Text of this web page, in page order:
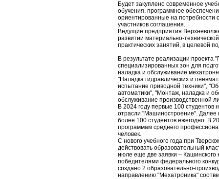
Будет закуплено современное
обучения, программное
ориентированные на потребности
участников соглашения.
Ведущие предприятия
развитии материально-
практических занятий, в целевой
В результате реализации проекта
специализированных зон для
наладка и обслуживание
"Наладка гидравлических и
испытание приводной техники",
автоматики", "Монтаж, наладка и
обслуживание производственной
В 2024 году первые 100 студентов
отрасли "Машиностроение". Далее
более 100 студентов ежегодно. В
программам среднего
человек.
С нового учебного года при
действовать образовательный
июле еще две заявки – Кашинского
победителями федерального
создано 2 образовательно-
направлению "Мехатроника"